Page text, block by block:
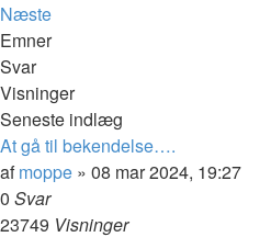
Næste
Emner
Svar
Visninger
Seneste indlæg
At gå til bekendelse….
afmoppe » 08 mar 2024, 19:27
0 Svar
23749 Visninger